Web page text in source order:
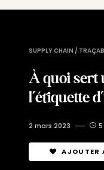
SUPPLY CHAIN /
À quoi sert
l’étiquette
2 mars 2023
AJOUTER